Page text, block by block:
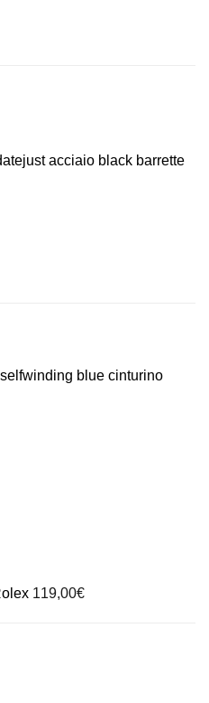
acciaio black barrette
blue cinturino
119,00€